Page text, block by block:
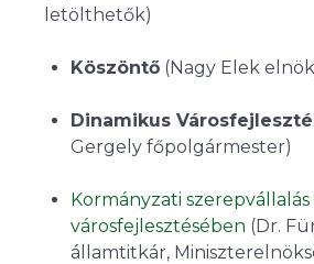
letölthetők)
Köszöntő (Nagy Elek
Dinamikus
Gergely főpolgármester)
Kormányzati
városfejlesztésében (Dr.
államtitkár,